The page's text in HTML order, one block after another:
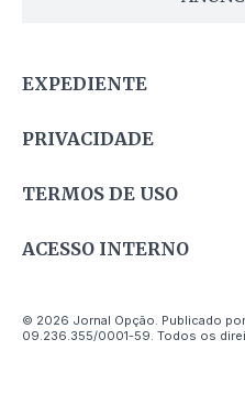
EXPEDIENTE
PRIVACIDADE
TERMOS DE USO
ACESSO INTERNO
© 2026 Jornal Opção. Publicado
09.236.355/0001-59. Todos os